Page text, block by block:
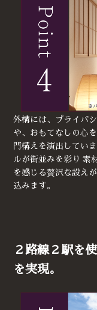
外構には、プライバ
や、おもてなしの心
門構えを演出してい
ルが街並みを彩り 素
を感じる贅沢な設え
込みます。
２路線２駅を
を実現。